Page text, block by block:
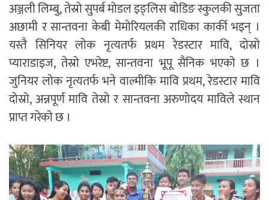
अञ्जली लिम्बु, तेस्रो सुपर्ब मोडल इङ्लिस बोडिङ स्कुलकी सुजता
अछामी र सान्तवना केबी मेमोरियलकी राधिका कार्की भइन् ।
यस्तै सिनियर लोक नृत्यतर्फ प्रथम रेडस्टार मावि, दोस्रो
प्याराडाइज, तेस्रो एभरेष्ट, सान्तवना भूपू सैनिक भएको छ ।
जुनियर लोक नृत्यतर्फ भने वाल्मीकि मावि प्रथम, रेडस्टार मावि
दोस्रो, अन्नपूर्ण मावि तेस्रो र सान्तवना अरुणोदय माविले स्थान
प्राप्त गरेको छ ।